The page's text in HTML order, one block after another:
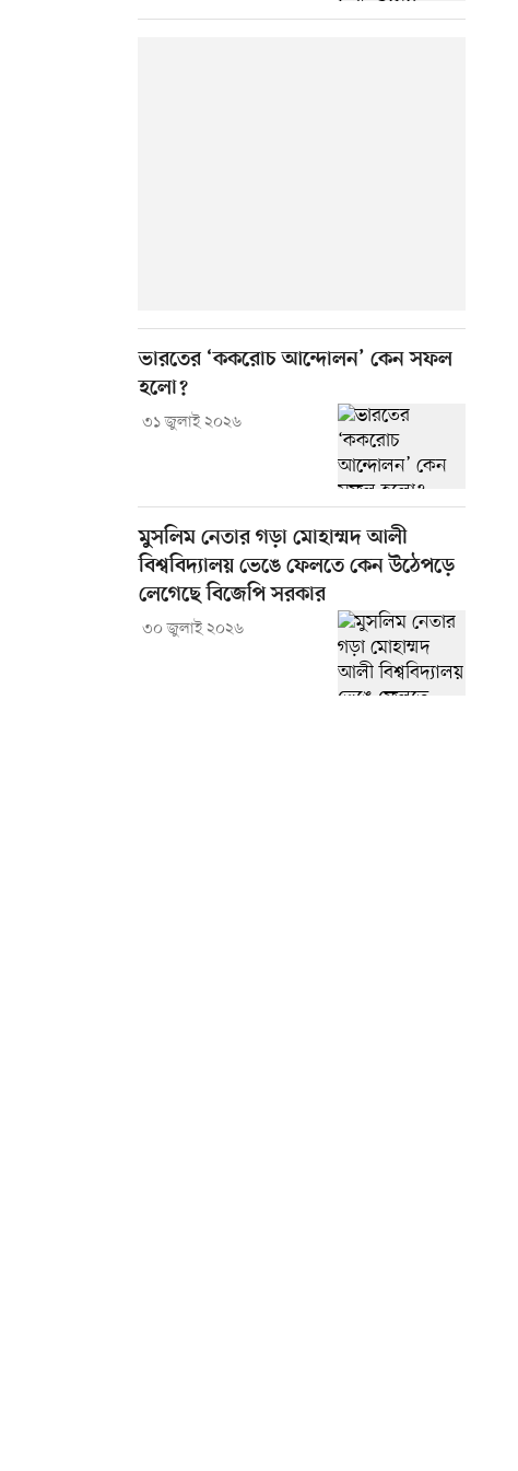
ভারতের ‘ককরোচ আন্দোলন’ কেন সফল
হলো?
৩১ জুলাই ২০২৬
মুসলিম নেতার গড়া মোহাম্মদ আলী
বিশ্ববিদ্যালয় ভেঙে ফেলতে কেন উঠেপড়ে
লেগেছে বিজেপি সরকার
৩০ জুলাই ২০২৬